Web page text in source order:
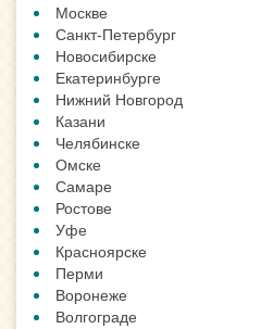
Москве
Санкт-Петербург
Новосибирске
Екатеринбурге
Нижний Новгород
Казани
Челябинске
Омске
Самаре
Ростове
Уфе
Красноярске
Перми
Воронеже
Волгограде